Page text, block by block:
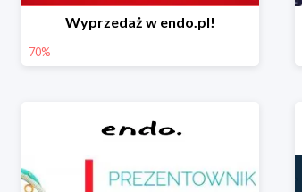
Wyprzedaż w endo.pl!
70%